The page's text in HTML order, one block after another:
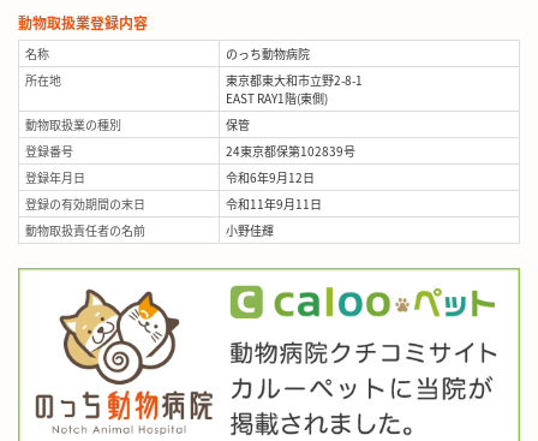
動物取扱業登録内容
名称
のっち動物病院
所在地
東京都東大和市立野2-8-1
EAST RAY1階(東側)
動物取扱業の種別
保管
登録番号
24東京都保第102839号
登録年月日
令和6年9月12日
登録の有効期間の末日
令和11年9月11日
動物取扱責任者の名前
小野佳輝